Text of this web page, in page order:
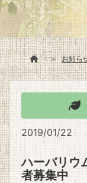
お知ら
2019/01/22
ハーバリウ
者募集中